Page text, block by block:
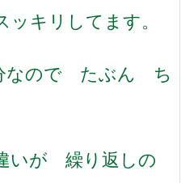
キリしてます。
なので たぶん ち
いが 繰り返しの